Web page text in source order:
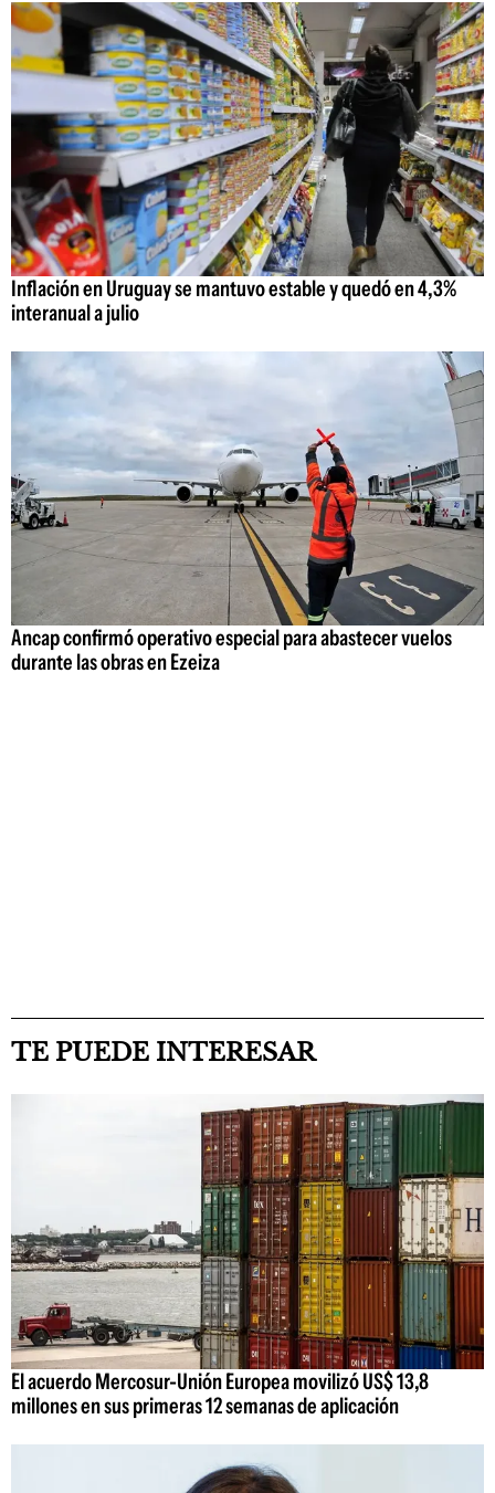
Inflación en Uruguay se mantuvo estable y quedó en 4,3%
interanual a julio
Ancap confirmó operativo especial para abastecer vuelos
durante las obras en Ezeiza
TE PUEDE INTERESAR
El acuerdo Mercosur-Unión Europea movilizó US$ 13,8
millones en sus primeras 12 semanas de aplicación